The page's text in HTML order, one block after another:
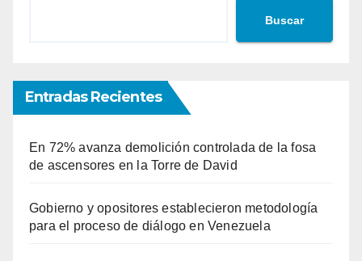
Buscar
Entradas Recientes
En 72% avanza demolición controlada de la fosa
de ascensores en la Torre de David
Gobierno y opositores establecieron metodología
para el proceso de diálogo en Venezuela